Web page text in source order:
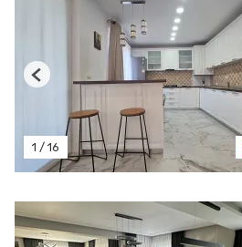
1 / 16
Previous